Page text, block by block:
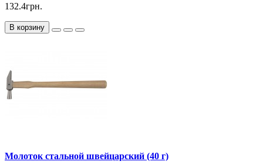
132.4грн.
В корзину
Молоток стальной швейцарский (40 г)